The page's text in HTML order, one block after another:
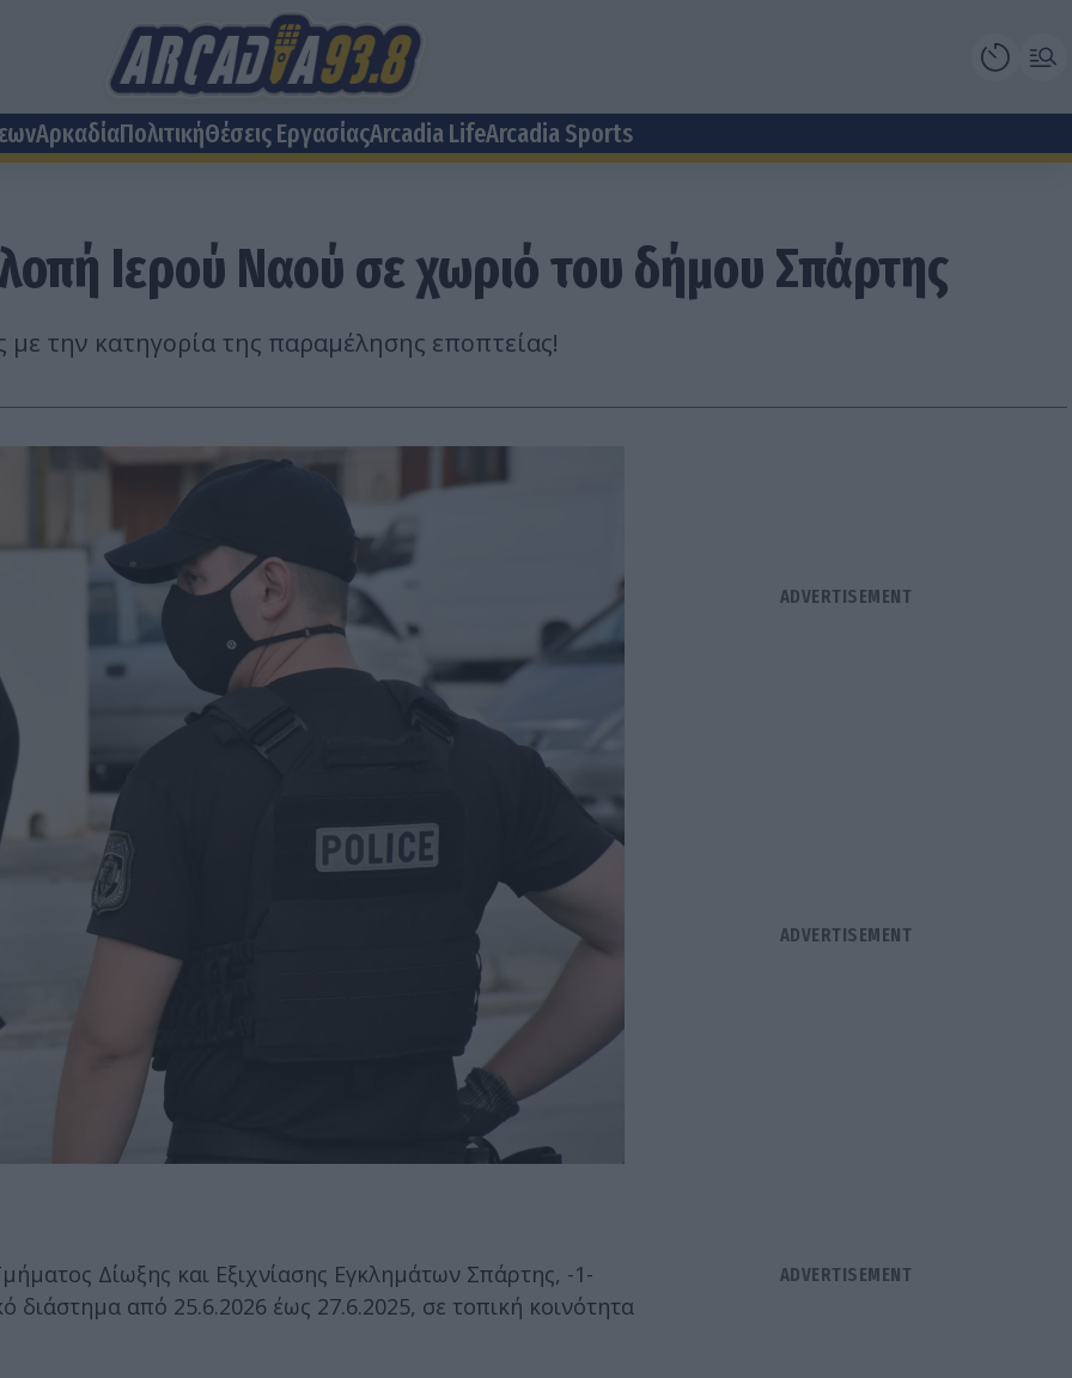
ΑρκαδίαΠολιτικήΘέσεις EργασίαςArcadia LifeArcadia Sports
Ιερού Ναού σε χωριό του δήμου Σπάρτης
με την κατηγορία της παραμέλησης εποπτείας!
Δίωξης και Εξιχνίασης Εγκλημάτων Σπάρτης, -1-
διάστημα από 25.6.2026 έως 27.6.2025, σε τοπική κοινότητα